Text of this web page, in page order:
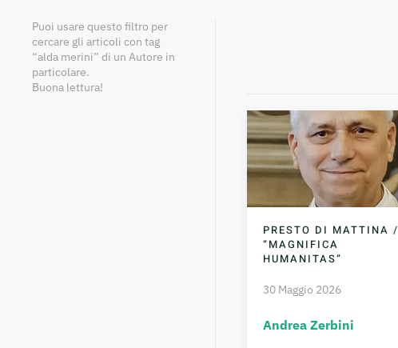
Puoi usare questo filtro per
cercare gli articoli con tag
“alda merini” di un Autore in
particolare.
Buona lettura!
PRESTO DI MATTINA /
“MAGNIFICA
HUMANITAS”
30 Maggio 2026
Andrea Zerbini